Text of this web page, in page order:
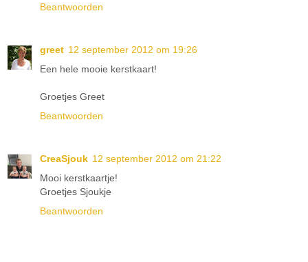
Beantwoorden
greet 12 september 2012 om 19:26
Een hele mooie kerstkaart!
Groetjes Greet
Beantwoorden
CreaSjouk 12 september 2012 om 21:22
Mooi kerstkaartje!
Groetjes Sjoukje
Beantwoorden